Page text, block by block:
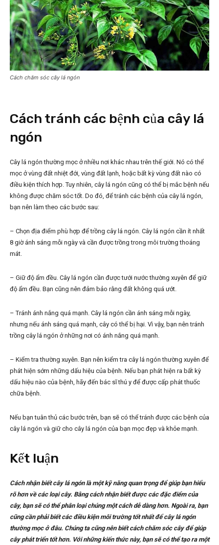
Cách chăm sóc cây lá ngón
Cách tránh các bệnh của cây lá
ngón
Cây lá ngón thường mọc ở nhiều nơi khác nhau trên thế giới. Nó có thể
mọc ở vùng đất nhiệt đới, vùng đất lạnh, hoặc bất kỳ vùng đất nào có
điều kiện thích hợp. Tuy nhiên, cây lá ngón cũng có thể bị mắc bệnh nếu
không được chăm sóc tốt. Do đó, để tránh các bệnh của cây lá ngón,
bạn nên làm theo các bước sau:
– Chọn địa điểm phù hợp để trồng cây lá ngón. Cây lá ngón cần ít nhất
8 giờ ánh sáng mỗi ngày và cần được trồng trong môi trường thoáng
mát.
– Giữ độ ẩm đều. Cây lá ngón cần được tưới nước thường xuyên để giữ
độ ẩm đều. Bạn cũng nên đảm bảo rằng đất không quá ướt.
– Tránh ánh nắng quá mạnh. Cây lá ngón cần ánh sáng mỗi ngày,
nhưng nếu ánh sáng quá mạnh, cây có thể bị hại. Vì vậy, bạn nên tránh
trồng cây lá ngón ở những nơi có ánh nắng quá mạnh.
– Kiểm tra thường xuyên. Bạn nên kiểm tra cây lá ngón thường xuyên để
phát hiện sớm những dấu hiệu của bệnh. Nếu bạn phát hiện ra bất kỳ
dấu hiệu nào của bệnh, hãy đến bác sĩ thú y để được cấp phát thuốc
chữa bệnh.
Nếu bạn tuân thủ các bước trên, bạn sẽ có thể tránh được các bệnh của
cây lá ngón và giữ cho cây lá ngón của bạn mọc đẹp và khỏe mạnh.
Kết luận
Cách nhận biết cây lá ngón là một kỹ năng quan trọng để giúp bạn hiểu
rõ hơn về các loại cây. Bằng cách nhận biết được các đặc điểm của
cây, bạn sẽ có thể phân loại chúng một cách dễ dàng hơn. Ngoài ra, bạn
cũng cần phải biết các điều kiện môi trường tốt nhất để cây lá ngón
thường mọc ở đâu. Chúng ta cũng nên biết cách chăm sóc cây để giúp
cây phát triển tốt hơn. Với những kiến thức này, bạn sẽ có thể tạo ra một